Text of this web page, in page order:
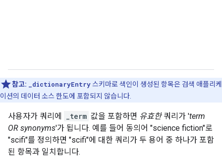
참고: _dictionaryEntry스키마로 색인이 생성된 항목은 검색 애플리케
이션의 데이터 소스 한도에 포함되지 않습니다.
사용자가 쿼리에 _term 값을 포함하면 유효한쿼리가 'term
OR synonyms'가 됩니다. 예를 들어 동의어 "science fiction"로
"scifi"를 정의하면 "scifi"에 대한 쿼리가 두 용어 중 하나가 포함
된 항목과 일치합니다.